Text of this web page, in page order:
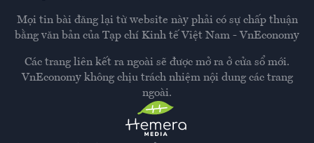
Mọi tin bài đăng lại từ website này phải có sự chấp thuận
bằng văn bản của Tạp chí Kinh tế Việt Nam - VnEconomy
Các trang liên kết ra ngoài sẽ được mở ra ở cửa sổ mới.
VnEconomy không chịu trách nhiệm nội dung các trang
ngoài.